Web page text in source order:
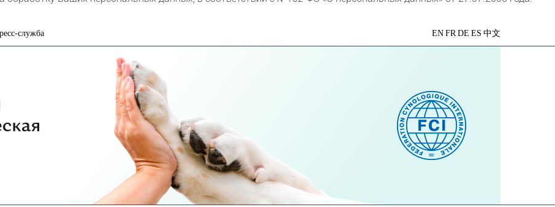
служба
Яндекс
EN FR DE ES 中文